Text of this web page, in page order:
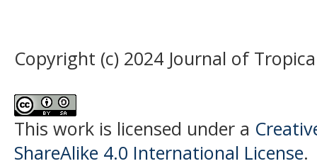
Copyright (c) 2024 Journal of
This work is licensed under a
ShareAlike 4.0 International License.